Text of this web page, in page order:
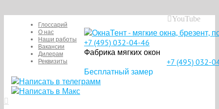
Глоссарий
О нас
Наши работы
Вакансии
Дилерам
Реквизиты
YouTube
+7 (495) 032-04-46
Фабрика мягких окон
+7 (495) 032-
Бесплатный замер